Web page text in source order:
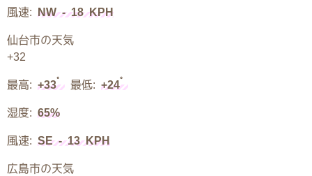
風速: NW - 18 KPH
仙台市の天気
+32
最高: +33° 最低: +24°
湿度: 65%
風速: SE - 13 KPH
広島市の天気